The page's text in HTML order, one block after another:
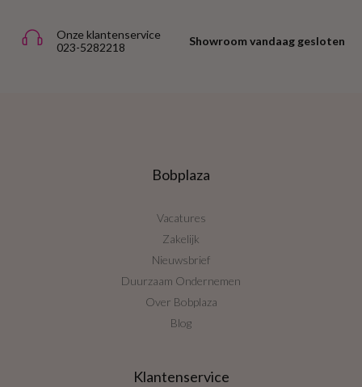
Onze klantenservice
023-5282218
Showroom vandaag gesloten
Bobplaza
Vacatures
Zakelijk
Nieuwsbrief
Duurzaam Ondernemen
Over Bobplaza
Blog
Klantenservice